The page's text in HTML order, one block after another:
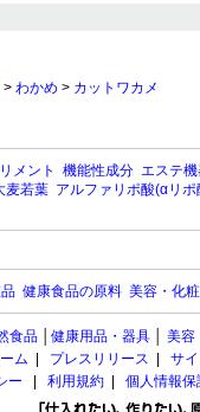
> わかめ > カットワカメ
メント 機能性成分 エステ
麦若葉 アルファリポ酸(αリポ
健康食品の原料 美容・化
食品 健康用品・器具 美容
ム
プレスリリース
サ
ー
利用規約 個人情報